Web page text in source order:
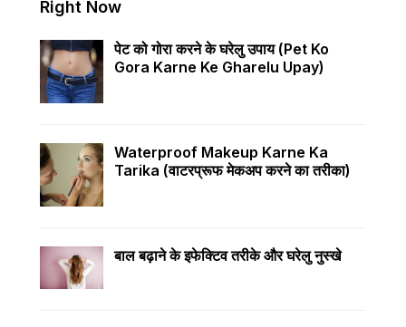
Right Now
पेट को गोरा करने के घरेलु उपाय (pet Ko
Gora Karne Ke Gharelu Upay)
Waterproof Makeup Karne Ka
Tarika (वाटरप्रूफ मेकअप करने का तरीका)
बाल बढ़ाने के इफेक्टिव तरीके और घरेलु नुस्खे